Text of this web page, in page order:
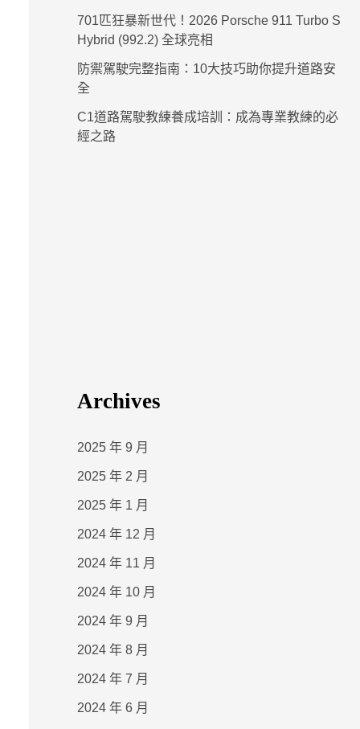
701匹狂暴新世代！2026 Porsche 911 Turbo S
Hybrid (992.2) 全球亮相
防禦駕駛完整指南：10大技巧助你提升道路安
全
C1道路駕駛教練養成培訓：成為專業教練的必
經之路
Archives
2025 年 9 月
2025 年 2 月
2025 年 1 月
2024 年 12 月
2024 年 11 月
2024 年 10 月
2024 年 9 月
2024 年 8 月
2024 年 7 月
2024 年 6 月